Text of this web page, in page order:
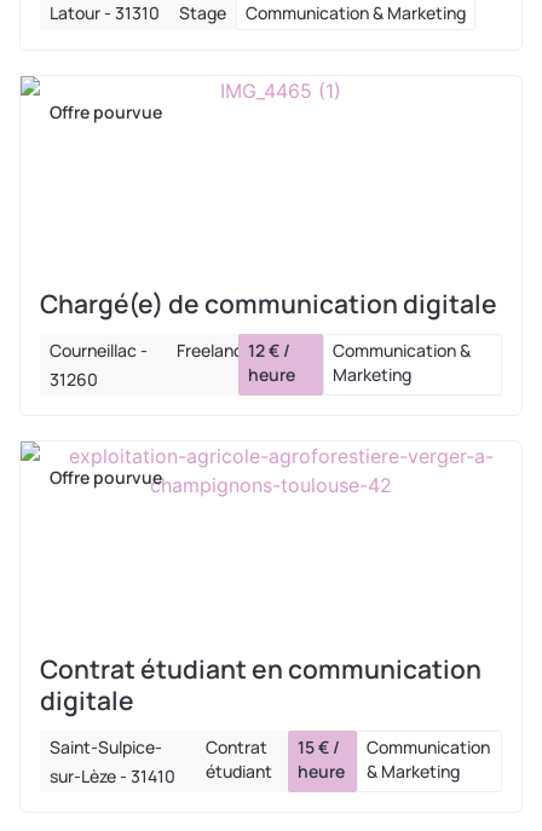
Latour - 31310 Stage Communication & Marketing
Offre pourvue
Chargé(e) de communication digitale
Courneillac -
31260
Freelance12 € /
heure
Communication &
Marketing
Offre pourvue
Contrat étudiant en communication
digitale
Saint-Sulpice-
sur-Lèze - 31410
Contrat
étudiant
15 € /
heure
Communication
& Marketing